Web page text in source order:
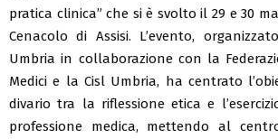
pratica clinica” che si è svolto il 29 e 30
Cenacolo di Assisi. L’evento,
Umbria in collaborazione con la
Medici e la Cisl Umbria, ha centrato
divario tra la riflessione etica e
professione medica, mettendo al